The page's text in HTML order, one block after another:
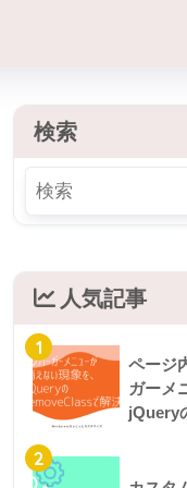
検索
人気記事
1
ページ
ガーメ
jQuery
2